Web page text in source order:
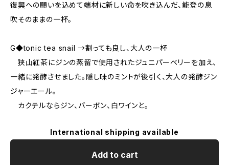
復興への願いを込めて端材に新しい命を吹き込んだ、能登の息
吹そのままの一杯。
G◆tonic tea snail →割っても良し、大人の一杯
狭山紅茶にジンの蒸留で使用されたジュニパーベリーを加え、
一緒に発酵させました。隠し味のミントが後引く、大人の発酵ジン
ジャーエール。
カクテルならジン、バーボン、白ワインと。
International shipping available
Add to cart